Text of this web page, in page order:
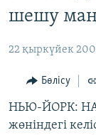
main
Skip
Search
ӘЛЕУМЕТ
ӘЛЕМ
АРНАЙЫ
шешу
22 қыркүйек
Бөлісу
НЬЮ-ЙОРК:
жөніндегі